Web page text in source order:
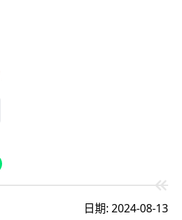
日期: 2024-08-13